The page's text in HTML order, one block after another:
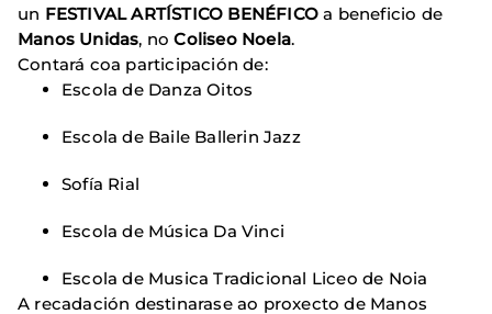
un FESTIVAL ARTÍSTICO BENÉFICO a beneficio de
Manos Unidas, noColiseo Noela.
Contará coa participación de:
Escola de Danza Oitos
Escola de Baile Ballerin Jazz
Sofía Rial
Escola de Música Da Vinci
Escola de Musica Tradicional Liceo de Noia
A recadación destinarase ao proxecto de Manos